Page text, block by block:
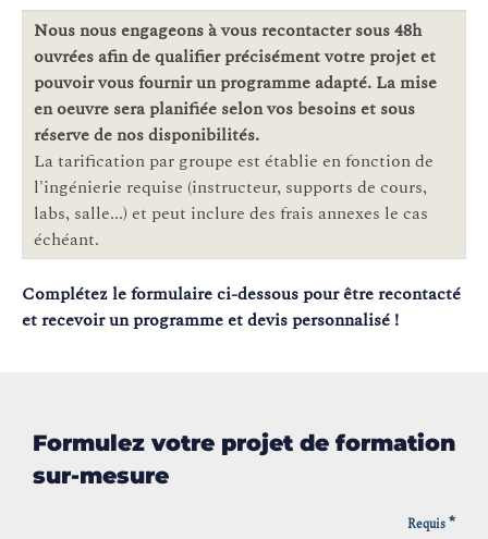
Nous nous engageons à vous recontacter sous 48h
ouvrées afin de qualifier précisément votre projet et
pouvoir vous fournir un programme adapté. La mise
en oeuvre sera planifiée selon vos besoins et sous
réserve de nos disponibilités.
La tarification par groupe est établie en fonction de
l'ingénierie requise (instructeur, supports de cours,
labs, salle...) et peut inclure des frais annexes le cas
échéant.
Complétez le formulaire ci-dessous pour être recontacté
et recevoir un programme et devis personnalisé !
Formulez votre projet de formation
sur-mesure
Requis*